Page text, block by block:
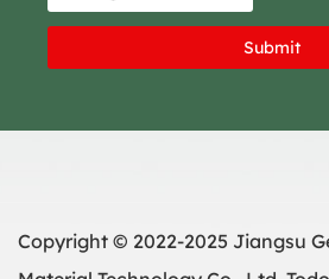
Copyright © 2022-2025 Jiangsu